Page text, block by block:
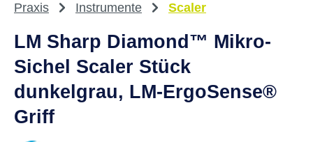
Praxis Instrumente Scaler
LM Sharp Diamond™ Mikro-
Sichel Scaler Stück
dunkelgrau, LM-ErgoSense®
Griff